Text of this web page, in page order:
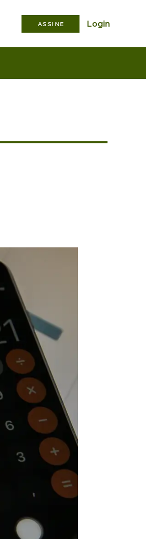
ASSINE Login